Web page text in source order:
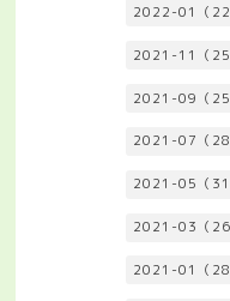
2022-01（22
2021-11（25
2021-09（25
2021-07（28
2021-05（31
2021-03（26
2021-01（28